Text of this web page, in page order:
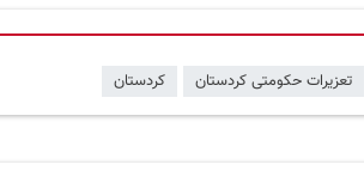
تعزیرات حکومتی کردستان کردستان